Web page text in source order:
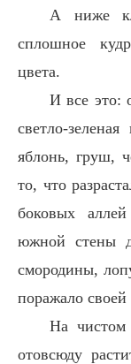
А ниже
сплошное
цвета.
И все это:
светло-
яблонь, груш,
то, что
боковых
южной стены
смородины,
поражало
На чистом
отовсюду